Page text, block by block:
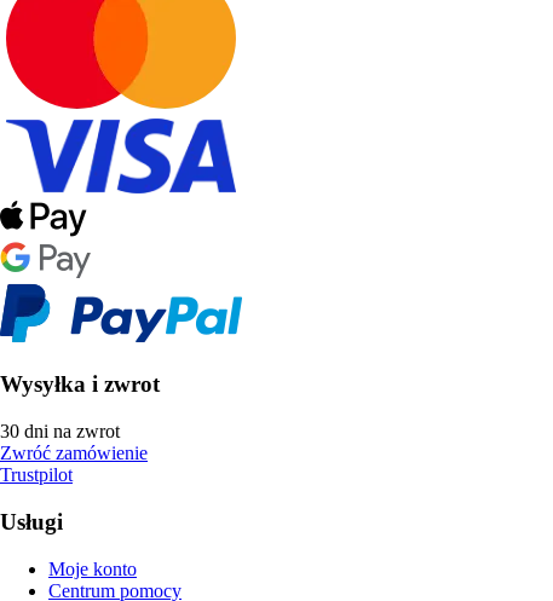
Wysyłka i zwrot
30 dni na zwrot
Zwróć zamówienie
Trustpilot
Usługi
Moje konto
Centrum pomocy